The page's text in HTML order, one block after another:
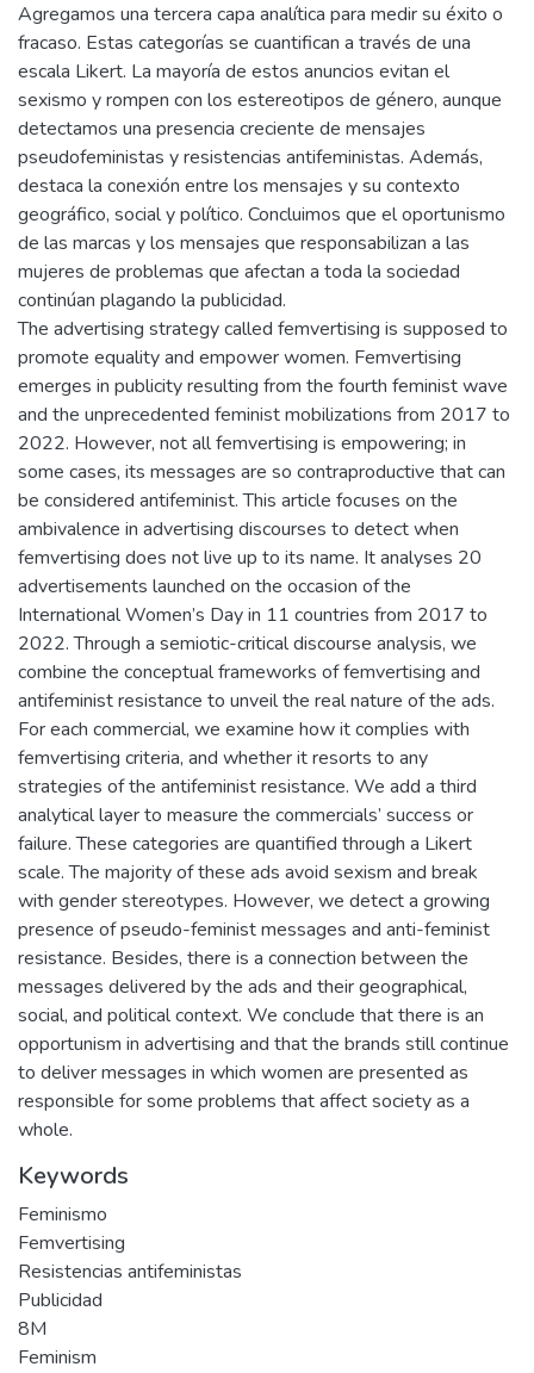
Agregamos una tercera capa analítica para medir su éxito o
fracaso. Estas categorías se cuantifican a través de una
escala Likert. La mayoría de estos anuncios evitan el
sexismo y rompen con los estereotipos de género, aunque
detectamos una presencia creciente de mensajes
pseudofeministas y resistencias antifeministas. Además,
destaca la conexión entre los mensajes y su contexto
geográfico, social y político. Concluimos que el oportunismo
de las marcas y los mensajes que responsabilizan a las
mujeres de problemas que afectan a toda la sociedad
continúan plagando la publicidad.
The advertising strategy called femvertising is supposed to
promote equality and empower women. Femvertising
emerges in publicity resulting from the fourth feminist wave
and the unprecedented feminist mobilizations from 2017 to
2022. However, not all femvertising is empowering; in
some cases, its messages are so contraproductive that can
be considered antifeminist. This article focuses on the
ambivalence in advertising discourses to detect when
femvertising does not live up to its name. It analyses 20
advertisements launched on the occasion of the
International Women’s Day in 11 countries from 2017 to
2022. Through a semiotic-critical discourse analysis, we
combine the conceptual frameworks of femvertising and
antifeminist resistance to unveil the real nature of the ads.
For each commercial, we examine how it complies with
femvertising criteria, and whether it resorts to any
strategies of the antifeminist resistance. We add a third
analytical layer to measure the commercials’ success or
failure. These categories are quantified through a Likert
scale. The majority of these ads avoid sexism and break
with gender stereotypes. However, we detect a growing
presence of pseudo-feminist messages and anti-feminist
resistance. Besides, there is a connection between the
messages delivered by the ads and their geographical,
social, and political context. We conclude that there is an
opportunism in advertising and that the brands still continue
to deliver messages in which women are presented as
responsible for some problems that affect society as a
whole.
Keywords
Feminismo
Femvertising
Resistencias antifeministas
Publicidad
8M
Feminism